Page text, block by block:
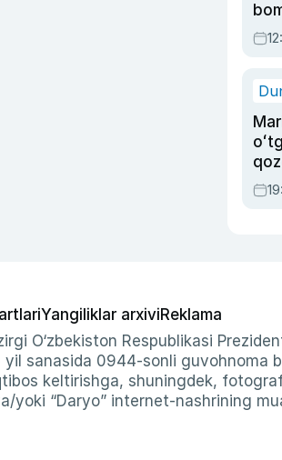
Yangiliklar arxiviReklama
O‘zbekiston Respublikasi
sanasida 0944-sonli guvohnoma
keltirishga, shuningdek,
yoki “Daryo” internet-nashrining